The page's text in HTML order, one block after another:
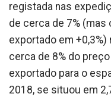
registada nas
de cerca de 7% (mas
exportado em
cerca de 8% do
exportado para o
2018, se situou em